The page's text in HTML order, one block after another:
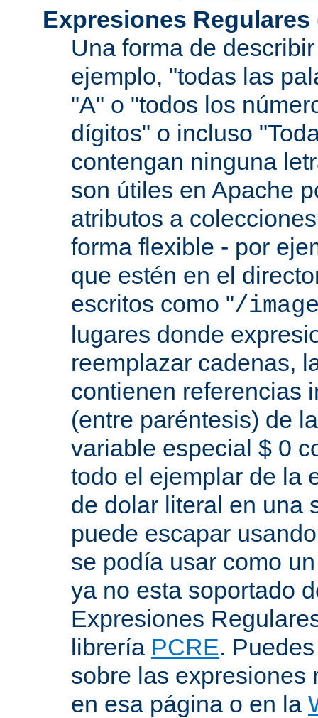
Expresiones Regulares
Una forma de
ejemplo, "todas las
"A" o "todos los
dígitos" o incluso
contengan ninguna
son útiles en Apache
atributos a
forma flexible - por
que estén en el
escritos como "/
lugares donde
reemplazar cadenas,
contienen referencias
(entre paréntesis) de
variable especial $ 0
todo el ejemplar de la
de dolar literal en una
puede escapar
se podía usar como
ya no esta soportado
Expresiones
librería PCRE.
sobre las expresiones
en esa página o en la